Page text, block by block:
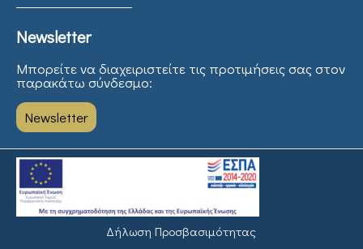
Newsletter
Μπορείτε να διαχειριστείτε τις προτιμήσεις σας στον
παρακάτω σύνδεσμο:
Newsletter
Δήλωση Προσβασιμότητας